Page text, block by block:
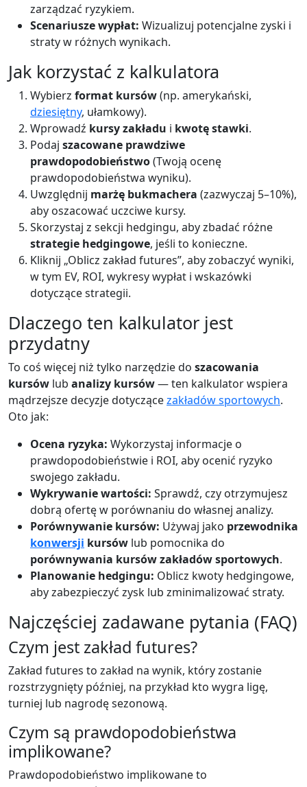
zarządzać ryzykiem.
Scenariusze wypłat: Wizualizuj potencjalne zyski i
straty w różnych wynikach.
Jak korzystać z kalkulatora
Wybierz format kursów(np. amerykański,
dziesiętny, ułamkowy).
Wprowadź kursy zakładu i kwotę stawki.
Podaj szacowane prawdziwe
prawdopodobieństwo(Twoją ocenę
prawdopodobieństwa wyniku).
Uwzględnij marżę bukmachera (zazwyczaj 5–10%),
aby oszacować uczciwe kursy.
Skorzystaj z sekcji hedgingu, aby zbadać różne
strategie hedgingowe, jeśli to konieczne.
Kliknij „Oblicz zakład futures”, aby zobaczyć wyniki,
w tym EV, ROI, wykresy wypłat i wskazówki
dotyczące strategii.
Dlaczego ten kalkulator jest
przydatny
To coś więcej niż tylko narzędzie do szacowania
kursów lub analizy kursów— ten kalkulator wspiera
mądrzejsze decyzje dotyczącezakładów sportowych.
Oto jak:
Ocena ryzyka: Wykorzystaj informacje o
prawdopodobieństwie i ROI, aby ocenić ryzyko
swojego zakładu.
Wykrywanie wartości: Sprawdź, czy otrzymujesz
dobrą ofertę w porównaniu do własnej analizy.
Porównywanie kursów: Używaj jako przewodnika
konwersji kursów lub pomocnika do
porównywania kursów zakładów sportowych.
Planowanie hedgingu: Oblicz kwoty hedgingowe,
aby zabezpieczyć zysk lub zminimalizować straty.
Najczęściej zadawane pytania (FAQ)
Czym jest zakład futures?
Zakład futures to zakład na wynik, który zostanie
rozstrzygnięty później, na przykład kto wygra ligę,
turniej lub nagrodę sezonową.
Czym są prawdopodobieństwa
implikowane?
Prawdopodobieństwo implikowane to